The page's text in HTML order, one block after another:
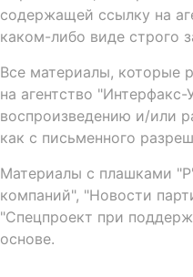
содержащей ссылку на
каком-либо виде строго
Все материалы, которые
на агентство
воспроизведению и/или
как с письменного
Материалы с плашками
компаний", "Новости
"Спецпроект при
основе.